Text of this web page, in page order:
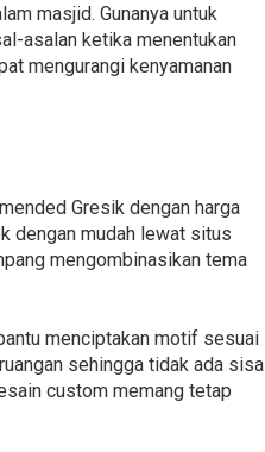
masjid. Gunanya untuk
asalan ketika menentukan
mengurangi kenyamanan
Gresik dengan harga
dengan mudah lewat situs
mengombinasikan tema
menciptakan motif sesuai
sehingga tidak ada sisa
custom memang tetap